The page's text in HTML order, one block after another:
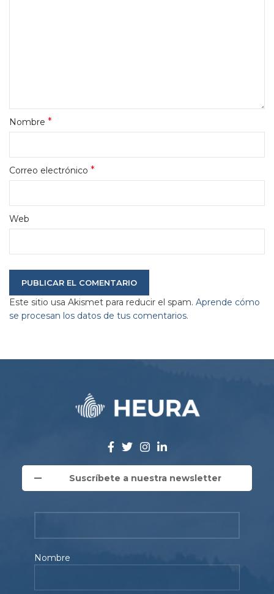
Nombre *
Correo electrónico *
Web
Este sitio usa Akismet para reducir el spam. Aprende cómo
se procesan los datos de tus comentarios.
Suscríbete a nuestra newsletter
Nombre